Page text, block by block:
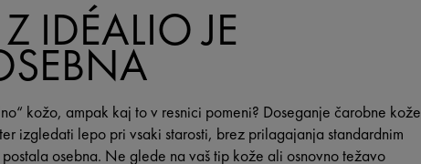
IDÉALIO JE
kožo, ampak kaj to v resnici pomeni? Doseganje čarobne kože
izgledati lepo pri vsaki starosti, brez prilagajanja standardnim
osebna. Ne glede na vaš tip kože ali osnovno težavo